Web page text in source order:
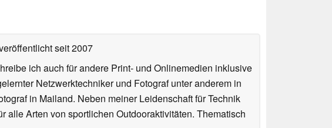
seit 2007
ich auch für andere Print- und Onlinemedien inklusive
Netzwerktechniker und Fotograf unter anderem in
in Mailand. Neben meiner Leidenschaft für Technik
alle Arten von sportlichen Outdooraktivitäten. Thematisch